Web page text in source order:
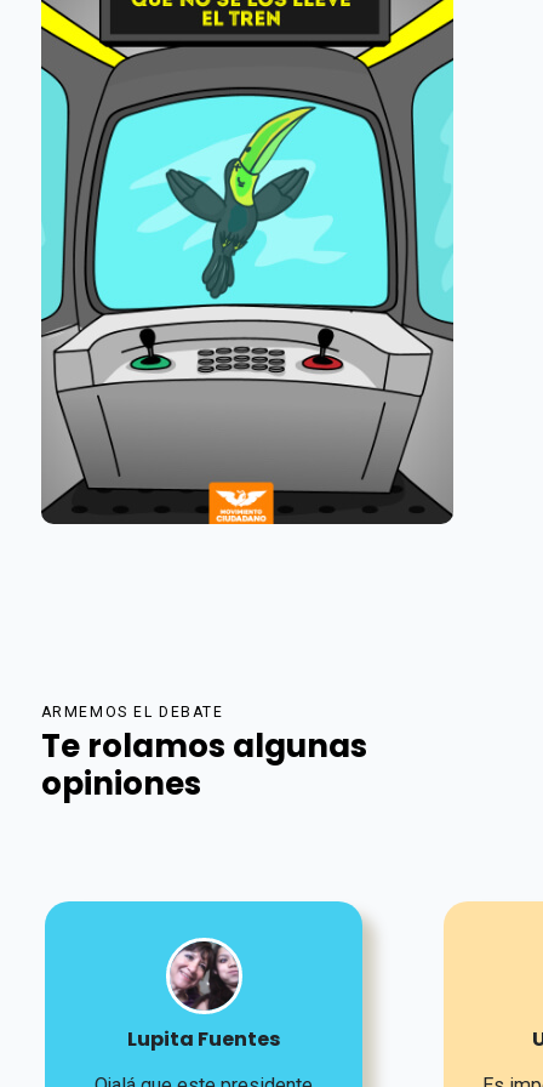
ARMEMOS EL DEBATE
Te rolamos algunas
opiniones
Lupita Fuentes